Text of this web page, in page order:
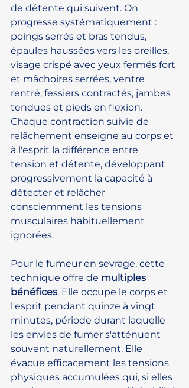
de détente qui suivent. On
progresse systématiquement :
poings serrés et bras tendus,
épaules haussées vers les oreilles,
visage crispé avec yeux fermés fort
et mâchoires serrées, ventre
rentré, fessiers contractés, jambes
tendues et pieds en flexion.
Chaque contraction suivie de
relâchement enseigne au corps et
à l'esprit la différence entre
tension et détente, développant
progressivement la capacité à
détecter et relâcher
consciemment les tensions
musculaires habituellement
ignorées.
Pour le fumeur en sevrage, cette
technique offre de multiples
bénéfices. Elle occupe le corps et
l'esprit pendant quinze à vingt
minutes, période durant laquelle
les envies de fumer s'atténuent
souvent naturellement. Elle
évacue efficacement les tensions
physiques accumulées qui, si elles